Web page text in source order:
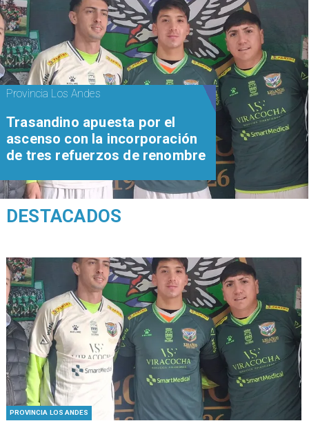
PROVINCIA LOS ANDES
Provincia Los Andes
Trasandino apuesta por el
ascenso con la incorporación
de tres refuerzos de renombre
DESTACADOS